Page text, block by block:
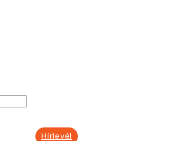
Hírlevél